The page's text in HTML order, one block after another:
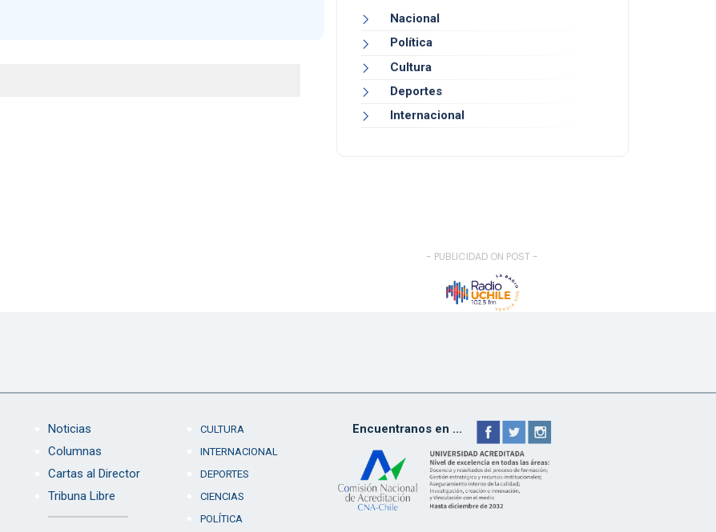
Nacional
Política
Cultura
Deportes
Internacional
- PUBLICIDAD ON POST -
Noticias
Columnas
Cartas al Director
Tribuna Libre
CULTURA
INTERNACIONAL
DEPORTES
CIENCIAS
POLÍTICA
Encuentranos en ...